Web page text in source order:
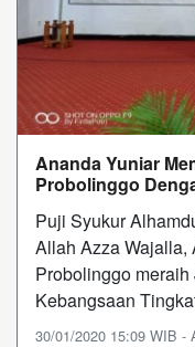
Ananda Yuniar
Probolinggo
Puji Syukur
Allah Azza Wajalla,
Probolinggo
Kebangsaan
30/01/2020 15:09 WIB -